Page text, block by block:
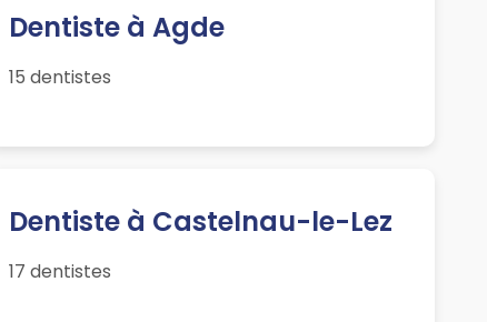
Dentiste à Agde
15 dentistes
Dentiste à Castelnau-le-Lez
17 dentistes